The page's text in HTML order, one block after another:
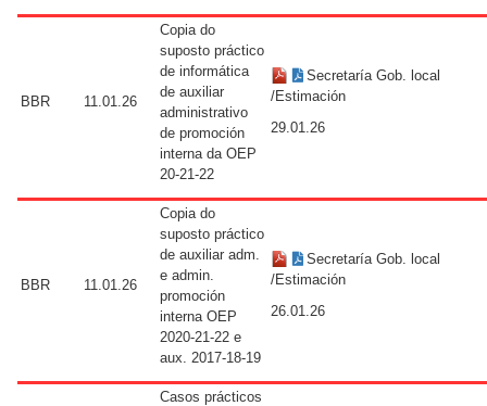
BBR 11.01.26
Copia do
suposto práctico
de informática
de auxiliar
administrativo
de promoción
interna da OEP
20-21-22
Secretaría Gob. local
/Estimación
29.01.26
BBR 11.01.26
Copia do
suposto práctico
de auxiliar adm.
e admin.
promoción
interna OEP
2020-21-22 e
aux. 2017-18-19
Secretaría Gob. local
/Estimación
26.01.26
Casos prácticos